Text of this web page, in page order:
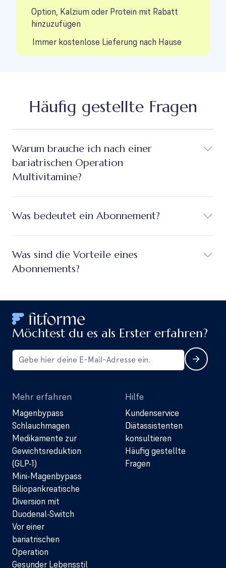
Option, Kalzium oder Protein mit Rabatt
hinzuzufügen
Immer kostenlose Lieferung nach Hause
Häufig gestellte Fragen
Warum brauche ich nach einer
bariatrischen Operation
Multivitamine?
Was bedeutet ein Abonnement?
Was sind die Vorteile eines
Abonnements?
Möchtest du es als Erster erfahren?
Mehr erfahren
Magenbypass
Schlauchmagen
Medikamente zur
Gewichtsreduktion
(GLP-1)
Mini-Magenbypass
Biliopankreatische
Diversion mit
Duodenal-Switch
Vor einer
bariatrischen
Operation
Gesunder Lebensstil
Hilfe
Kundenservice
Diätassistenten
konsultieren
Häufig gestellte
Fragen